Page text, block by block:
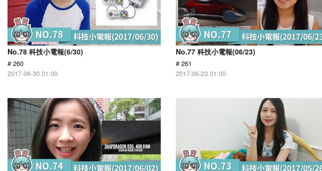
No.78 科技小電報(6/30)
# 260
2017-06-30 01:00
No.77 科技小電報(06/23)
# 261
2017-06-23 01:00